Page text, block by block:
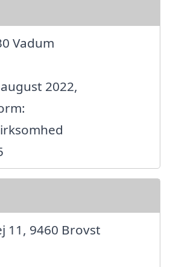
Vadum
2022,
11, 9460 Brovst